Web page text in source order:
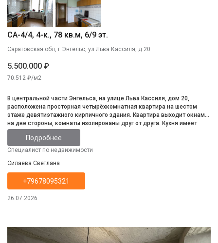
СА-4/4, 4-к., 78 кв.м, 6/9 эт.
Саратовская обл, г Энгельс, ул Льва Кассиля, д 20
5.500.000 ₽
70.512 ₽/м2
В центральной части Энгельса, на улице Льва Кассиля, дом 20,
расположена просторная четырёхкомнатная квартира на шестом
этаже девятиэтажного кирпичного здания. Квартира выходит окнами
на две стороны, комнаты изолированы друг от друга. Кухня имеет
достаточно места для приготовления пищи, а лоджия площадью 6
квадратных метров примыкает к гостиной. Санузел раздельный.
Квартира нуждается в ремонте. Для детей во дворе оборудована
две школы, детский сад, городская площадь и парк для детей, а
также пляж. Транспортная доступность позволяет легко добраться в
любой район города. Продажа квартиры осуществляется по договору
купли-продажи. Возможна покупка в ипотеку, что делает эту квартиру
доступной для многих покупателей. Приглашаем вас на просмотр!
Подробнее
Специалист по недвижимости
Силаева Светлана
+79678095321
26.07.2026